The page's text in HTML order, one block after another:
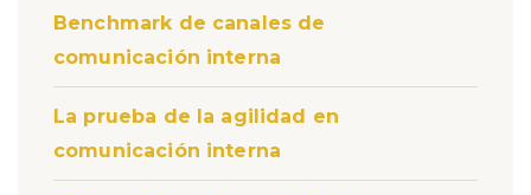
Benchmark de canales de
comunicación interna
La prueba de la agilidad en
comunicación interna